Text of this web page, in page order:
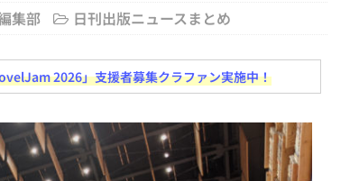
ツの識別表示を義務化など 日刊出版ニュースまとめ 2026.08.02
ング教育にAI活用方針など 日刊出版ニュースまとめ 2026.08.01
に拡張検索生成（RAG）で回答を返すチャットボットを設置など
日刊出版ニュースまとめ
集部 日刊出版ニュースまとめ
2026」支援者募集クラファン実施中！